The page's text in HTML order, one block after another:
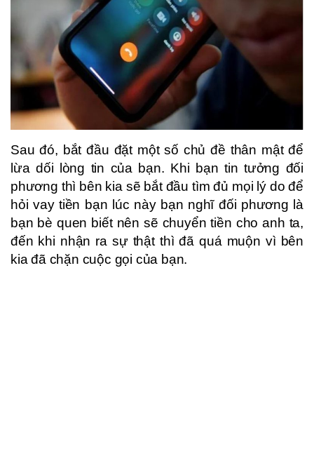
Sau đó, bắt đầu đặt một số chủ đề thân mật để
lừa dối lòng tin của bạn. Khi bạn tin tưởng đối
phương thì bên kia sẽ bắt đầu tìm đủ mọi lý do để
hỏi vay tiền bạn lúc này bạn nghĩ đối phương là
bạn bè quen biết nên sẽ chuyển tiền cho anh ta,
đến khi nhận ra sự thật thì đã quá muộn vì bên
kia đã chặn cuộc gọi của bạn.